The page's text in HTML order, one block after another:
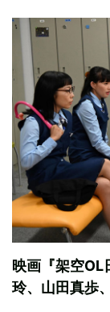
映画『架空
玲、山田真歩